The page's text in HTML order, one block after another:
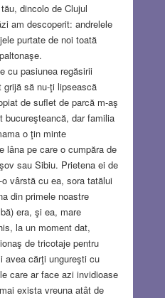
dincolo de Clujul
am descoperit: andrelele
purtate de noi toată
cu pasiunea regăsirii
să nu-ţi lipsească
de suflet de parcă m-aş
bucureşteancă, dar familia
o ţin minte
lâna pe care o cumpăra de
sau Sibiu. Prietena ei de
vârstă cu ea, sora tatălui
din primele noastre
era, şi ea, mare
la un moment dat,
de tricotaje pentru
avea cărţi ungureşti cu
care ar face azi invidioase
exista vreuna atât de